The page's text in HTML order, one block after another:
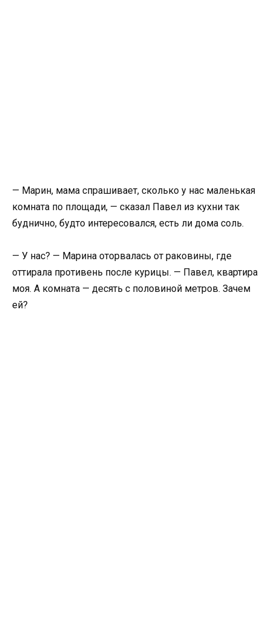
— Марин, мама спрашивает, сколько у нас маленькая
комната по площади, — сказал Павел из кухни так
буднично, будто интересовался, есть ли дома соль.
— У нас? — Марина оторвалась от раковины, где
оттирала противень после курицы. — Павел, квартира
моя. А комната — десять с половиной метров. Зачем
ей?